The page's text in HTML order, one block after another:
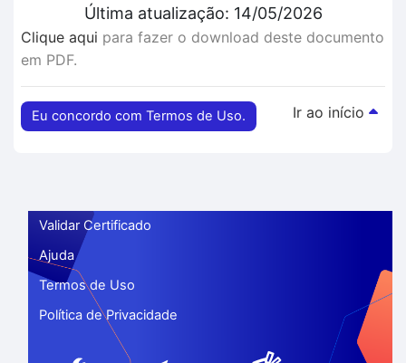
Última atualização: 14/05/2026
Clique aqui para fazer o download deste documento
em PDF.
Eu concordo com Termos de Uso. Ir ao início
Validar Certificado
Ajuda
Termos de Uso
Política de Privacidade